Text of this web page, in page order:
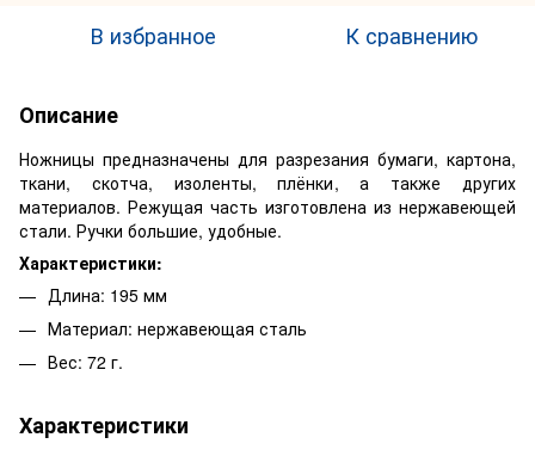
В избранное К сравнению
Описание
Ножницы предназначены для разрезания бумаги, картона,
ткани, скотча, изоленты, плёнки, а также других
материалов. Режущая часть изготовлена из нержавеющей
стали. Ручки большие, удобные.
Характеристики:
Длина: 195 мм
Материал: нержавеющая сталь
Вес: 72 г.
Характеристики